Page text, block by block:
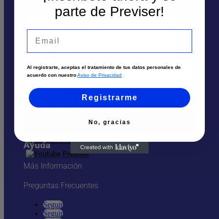
Contáctanos
Sedes y Horarios
Solicita un asesor
Atención por WhatsApp
Envía tu solicitud
Llámanos
Cali
Palmira
Armenia
Pereira
Te puede interesar
Solicita un asesor
Atención por Whatsapp
Quiénes Somos
Ayuda
Más Información
Preguntas Frecuentes
Seguir
Seguir
parte de Previser!
Al registrarte, aceptas el tratamiento de tus datos personales de
acuerdo con nuestroAviso de Privacidad
Registrarme
No, gracias